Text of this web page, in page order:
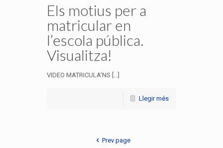
Els motius per a
matricular en
l’escola pública.
Visualitza!
VIDEO MATRICULA’NS [...]
Llegir més
Prev page